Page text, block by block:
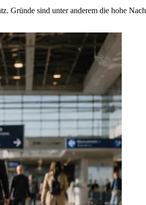
Gründe sind unter anderem die hohe